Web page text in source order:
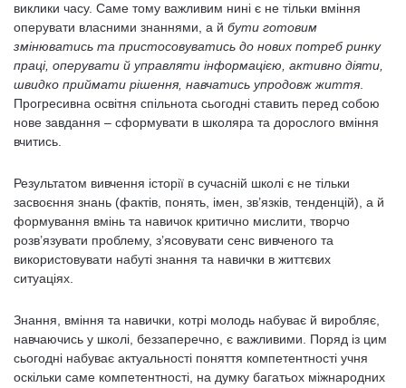
виклики часу. Саме тому важливим нині є не тільки вміння
оперувати власними знаннями, а й бути готовим
змінюватись та пристосовуватись до нових потреб ринку
праці, оперувати й управляти інформацією, активно діяти,
швидко приймати рішення, навчатись упродовж життя
Прогресивна освітня спільнота сьогодні ставить перед собою
нове завдання – сформувати в школяра та дорослого вміння
вчитись.
Результатом вивчення історії в сучасній школі є не тільки
засвоєння знань (фактів, понять, імен, зв’язків, тенденцій), а й
формування вмінь та навичок критично мислити, творчо
розв’язувати проблему, з’ясовувати сенс вивченого та
використовувати набуті знання та навички в життєвих
ситуаціях.
Знання, вміння та навички, котрі молодь набуває й виробляє,
навчаючись у школі, беззаперечно, є важливими. Поряд із цим
сьогодні набуває актуальності поняття компетентності учня
оскільки саме компетентності, на думку багатьох міжнародних